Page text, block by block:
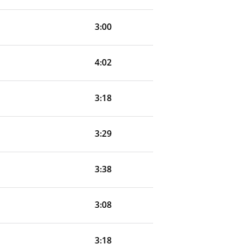
3:00
4:02
3:18
3:29
3:38
3:08
3:18